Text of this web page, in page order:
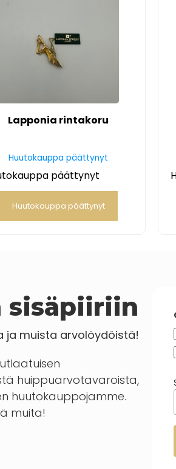
Lapponia rintakoru
Huutokauppa päättynyt
päättynyt
Huutokauppa päättynyt
sisäpiiriin
ja muista arvolöydöistä!
huippuarvotavaroista,
huutokauppojamme.
muita!